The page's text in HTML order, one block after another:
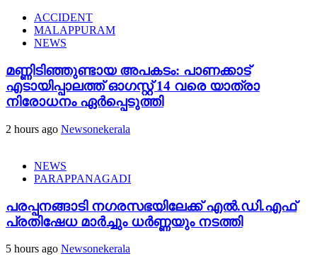
ACCIDENT
MALAPPURAM
NEWS
മണ്ണിടിഞ്ഞുണ്ടായ അപകടം: പാണക്കാട്
എടായിപ്പാലത്ത് ഓഗസ്റ്റ് 14 വരെ യാത്രാ
നിരോധനം ഏര്‍പ്പെടുത്തി
2 hours ago Newsonekerala
NEWS
PARAPPANAGADI
പരപ്പനങ്ങാടി നഗരസഭയിലേക്ക് എൽ.ഡി.എഫ്
പ്രതിഷേധ മാർച്ചും ധർണ്ണയും നടത്തി
5 hours ago Newsonekerala